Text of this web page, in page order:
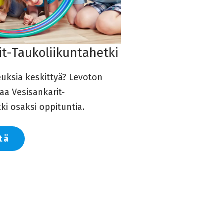
Taukoliikuntahetki
keskittyä? Levoton
Vesisankarit-
osaksi oppituntia.